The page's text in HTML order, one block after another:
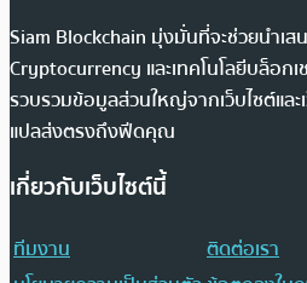
Siam Blockchain มุ่งมั่นที่จะช่วยนำเส
Cryptocurrency และเทคโนโลยีบล็อก
รวบรวมข้อมูลส่วนใหญ่จากเว็บไซต์และ
แปลส่งตรงถึงฟีดคุณ
เกี่ยวกับเว็บไซต์นี้
ทีมงาน
ติดต่อเรา